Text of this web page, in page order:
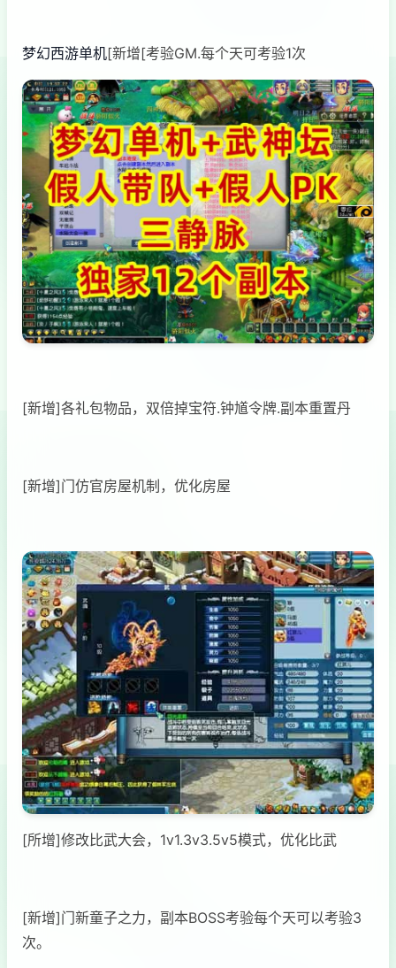
梦幻西游单机[新增[考验GM.每个天可考验1次
[新增]各礼包物品，双倍掉宝符.钟馗令牌.副本重置丹
[新增]门仿官房屋机制，优化房屋
[所增]修改比武大会，1v1.3v3.5v5模式，优化比武
[新增]门新童子之力，副本BOSS考验每个天可以考验3
次。